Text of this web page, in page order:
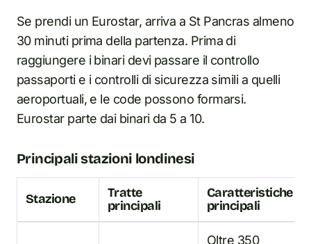
Se prendi un Eurostar, arriva a St Pancras almeno
30 minuti prima della partenza. Prima di
raggiungere i binari devi passare il controllo
passaporti e i controlli di sicurezza simili a quelli
aeroportuali, e le code possono formarsi.
Eurostar parte dai binari da 5 a 10.
Principali stazioni londinesi
Stazione
Tratte
principali
Caratteristiche
principali
Oltre 350